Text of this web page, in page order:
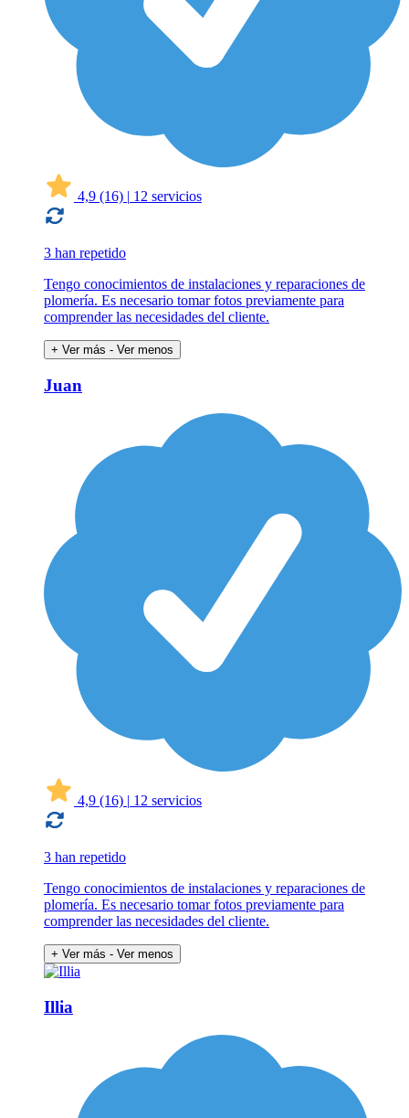
4,9 (16) | 12 servicios
3 han repetido
Tengo conocimientos de instalaciones y reparaciones de
plomería. Es necesario tomar fotos previamente para
comprender las necesidades del cliente.
+ Ver más - Ver menos
Juan
4,9 (16) | 12 servicios
3 han repetido
Tengo conocimientos de instalaciones y reparaciones de
plomería. Es necesario tomar fotos previamente para
comprender las necesidades del cliente.
+ Ver más - Ver menos
Illia